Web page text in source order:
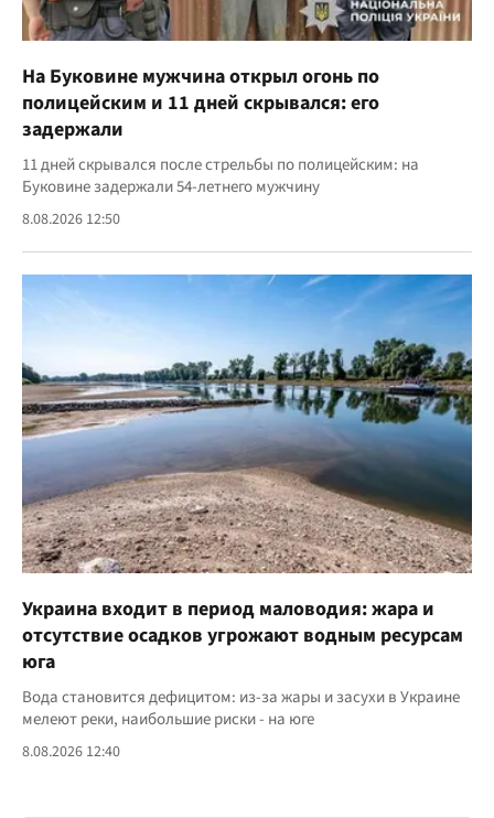
На Буковине мужчина открыл огонь по
полицейским и 11 дней скрывался: его
задержали
11 дней скрывался после стрельбы по полицейским: на
Буковине задержали 54-летнего мужчину
8.08.2026 12:50
Украина входит в период маловодия: жара и
отсутствие осадков угрожают водным ресурсам
юга
Вода становится дефицитом: из-за жары и засухи в Украине
мелеют реки, наибольшие риски - на юге
8.08.2026 12:40